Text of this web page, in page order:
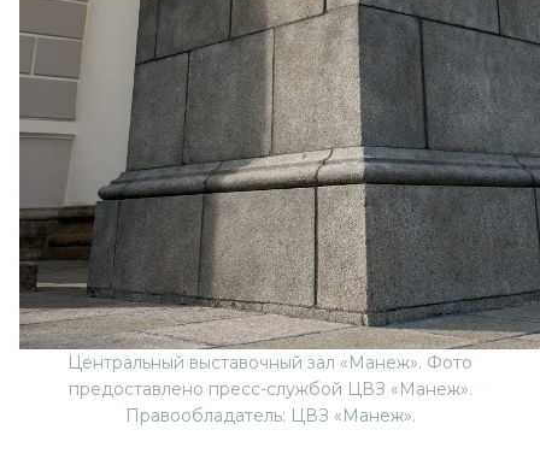
Центральный выставочный зал «Манеж». Фото
предоставлено пресс-службой ЦВЗ «Манеж».
Правообладатель: ЦВЗ «Манеж».